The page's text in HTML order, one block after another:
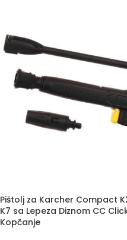
Pištolj za Karcher Compact
K7 sa Lepeza Diznom CC
Kopčanje